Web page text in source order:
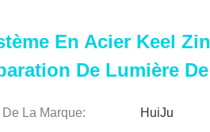
En Acier Keel
De Lumière
De La Marque: HuiJu